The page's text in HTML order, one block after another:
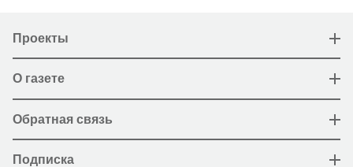
Проекты
О газете
Обратная связь
Подписка